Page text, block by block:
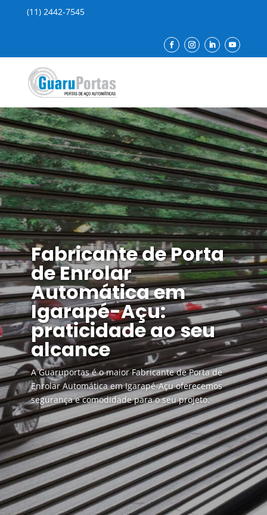
(11) 2442-7545
Fabricante de Porta
de Enrolar
Automática em
Igarapé-Açu:
praticidade ao seu
alcance
A Guaruportas é o maior Fabricante de Porta de
Enrolar Automática em Igarapé-Açu oferecemos
segurança e comodidade para o seu projeto.